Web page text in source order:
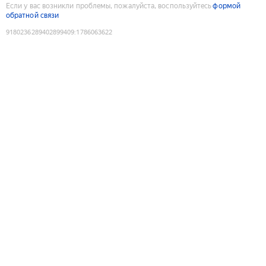
Если у вас возникли проблемы, пожалуйста, воспользуйтесьформой
обратной связи
9180236289402899409:1786063622